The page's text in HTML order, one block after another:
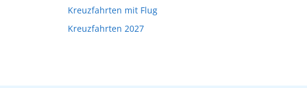
Kreuzfahrten mit Flug
Kreuzfahrten 2027